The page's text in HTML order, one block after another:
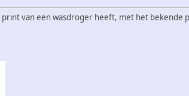
van een wasdroger heeft, met het bekende